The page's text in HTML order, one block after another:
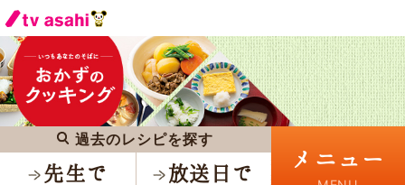
過去のレシピを探す
先生で 放送日で
メニュー